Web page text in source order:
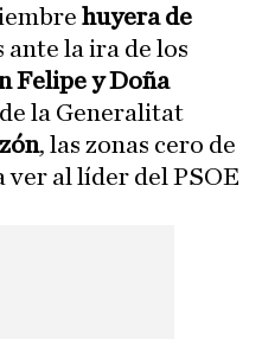
huyera de
ante la ira de los
Felipe y Doña
la Generalitat
, las zonas cero de
ver al líder del PSOE